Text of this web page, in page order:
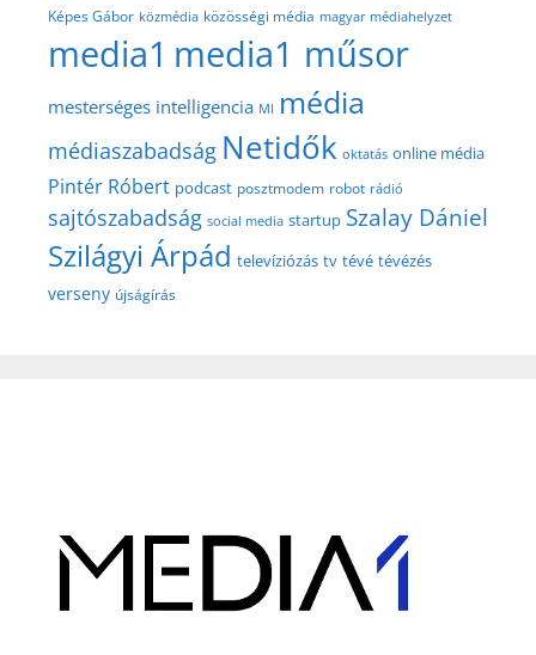
Képes Gábor közmédia közösségi média magyar médiahelyzet
media1 media1 műsor
mesterséges intelligencia MI média
médiaszabadság Netidők oktatás online média
Pintér Róbert podcast posztmodem robot rádió
sajtószabadság social media startup Szalay Dániel
Szilágyi Árpád televíziózás tv tévé tévézés
verseny újságírás